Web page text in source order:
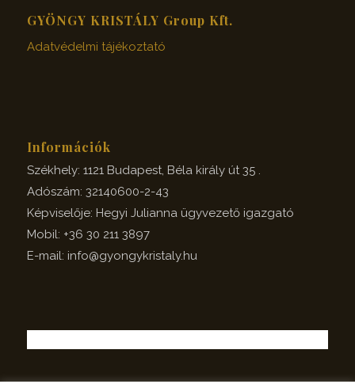
GYÖNGY KRISTÁLY Group Kft.
Adatvédelmi tájékoztató
Információk
Székhely: 1121 Budapest, Béla király út 35 .
Adószám: 32140600-2-43
Képviselője: Hegyi Julianna ügyvezető igazgató
Mobil: +36 30 211 3897
E-mail: info@gyongykristaly.hu